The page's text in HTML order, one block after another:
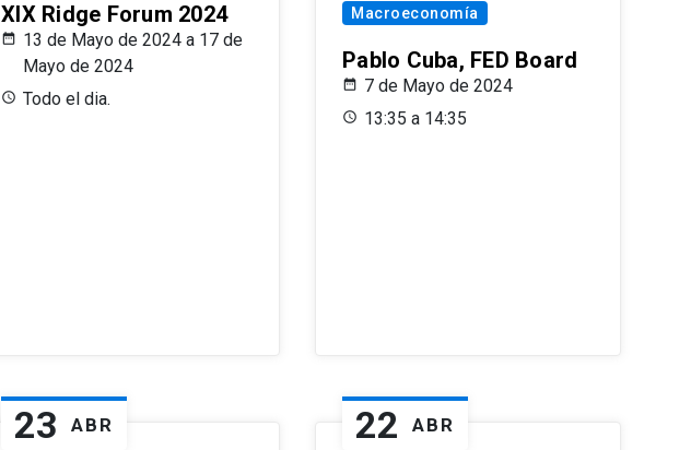
XIX Ridge Forum 2024
13 de Mayo de 2024 a 17 de
Mayo de 2024
Todo el dia.
Macroeconomía
Pablo Cuba, FED Board
7 de Mayo de 2024
13:35 a 14:35
23 ABR 22 ABR